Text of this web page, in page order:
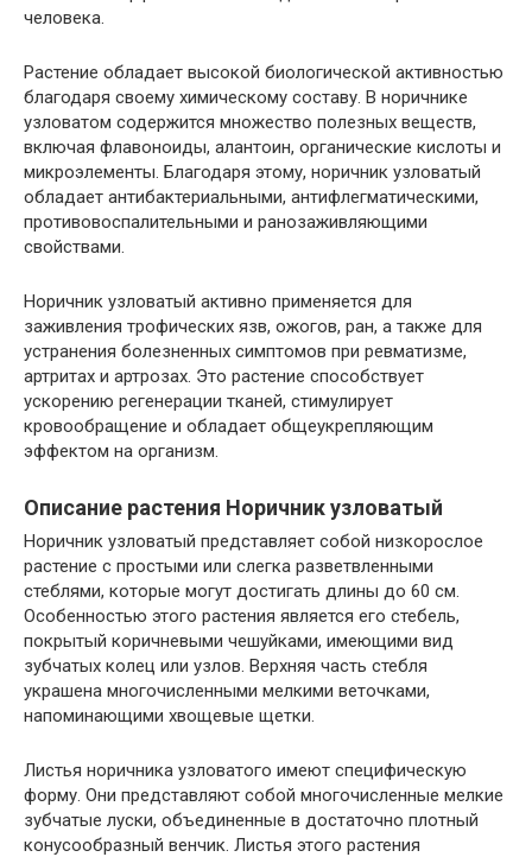
человека.
Растение обладает высокой биологической активностью
благодаря своему химическому составу. В норичнике
узловатом содержится множество полезных веществ,
включая флавоноиды, алантоин, органические кислоты и
микроэлементы. Благодаря этому, норичник узловатый
обладает антибактериальными, антифлегматическими,
противовоспалительными и ранозаживляющими
свойствами.
Норичник узловатый активно применяется для
заживления трофических язв, ожогов, ран, а также для
устранения болезненных симптомов при ревматизме,
артритах и артрозах. Это растение способствует
ускорению регенерации тканей, стимулирует
кровообращение и обладает общеукрепляющим
эффектом на организм.
Описание растения Норичник узловатый
Норичник узловатый представляет собой низкорослое
растение с простыми или слегка разветвленными
стеблями, которые могут достигать длины до 60 см.
Особенностью этого растения является его стебель,
покрытый коричневыми чешуйками, имеющими вид
зубчатых колец или узлов. Верхняя часть стебля
украшена многочисленными мелкими веточками,
напоминающими хвощевые щетки.
Листья норичника узловатого имеют специфическую
форму. Они представляют собой многочисленные мелкие
зубчатые луски, объединенные в достаточно плотный
конусообразный венчик. Листья этого растения